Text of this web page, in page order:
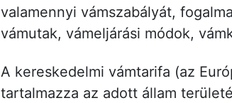
valamennyi vámszabályát,
vámutak, vámeljárási módok,
A kereskedelmi vámtarifa (az
tartalmazza az adott állam